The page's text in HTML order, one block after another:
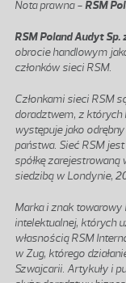
Nota prawna -RSM
RSM Poland Audyt Sp.
obrocie handlowym
członków sieci RSM.
Członkami sieci RSM
doradztwem, z których
występuje jako
państwa. Sieć RSM
spółkę
siedzibą w Londynie,
Marka i znak towarowy
intelektualnej, których
własnością RSM
w Zug, którego
Szwajcarii. Artykuły i